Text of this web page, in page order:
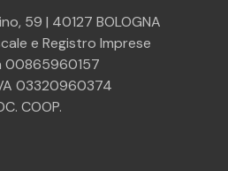
59 | 40127 BOLOGNA
e Registro Imprese
00865960157
03320960374
COOP.